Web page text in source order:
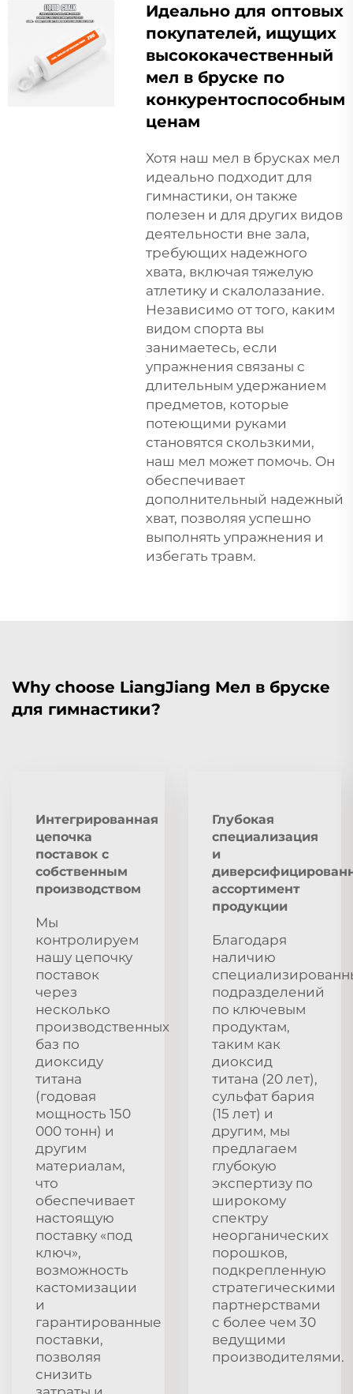
Идеально для оптовых
покупателей, ищущих
высококачественный
мел в бруске по
конкурентоспособным
ценам
Хотя наш мел в брусках мел
идеально подходит для
гимнастики, он также
полезен и для других видов
деятельности вне зала,
требующих надежного
хвата, включая тяжелую
атлетику и скалолазание.
Независимо от того, каким
видом спорта вы
занимаетесь, если
упражнения связаны с
длительным удержанием
предметов, которые
потеющими руками
становятся скользкими,
наш мел может помочь. Он
обеспечивает
дополнительный надежный
хват, позволяя успешно
выполнять упражнения и
избегать травм.
Why choose LiangJiang Мел в бруске
для гимнастики?
Интегрированная
цепочка
поставок с
собственным
производством
Мы
контролируем
нашу цепочку
поставок
через
несколько
производственных
баз по
диоксиду
титана
(годовая
мощность 150
000 тонн) и
другим
материалам,
что
обеспечивает
настоящую
поставку «под
ключ»,
возможность
кастомизации
и
гарантированные
поставки,
позволяя
снизить
Глубокая
специализация
и
ассортимент
продукции
Благодаря
наличию
подразделений
по ключевым
продуктам,
таким как
диоксид
титана (20 лет),
сульфат бария
(15 лет) и
другим, мы
предлагаем
глубокую
экспертизу по
широкому
спектру
неорганических
порошков,
подкрепленную
стратегическими
партнерствами
с более чем 30
ведущими
производителями.